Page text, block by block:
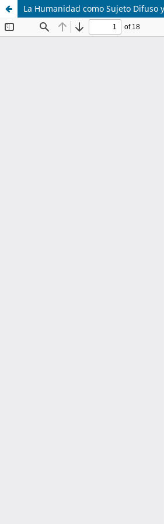
La Humanidad como Sujeto Difuso